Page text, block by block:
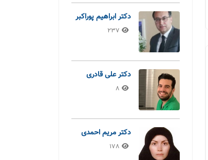
دکتر ابراهیم پوراکبر
237
دکتر علی قادری
8
دکتر مریم احمدی
178